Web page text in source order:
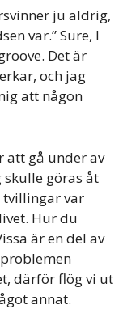
ju aldrig,
var.” Sure, I
Det är
och jag
att någon
att gå under av
göras åt
tvillingar var
Hur du
är en del av
därför flög vi ut
annat.